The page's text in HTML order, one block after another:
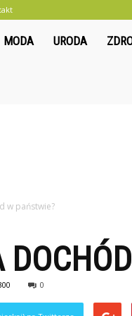
Oliwkowo.pl
MODA URODA
w państwie?
0